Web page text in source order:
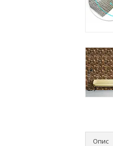
Опис